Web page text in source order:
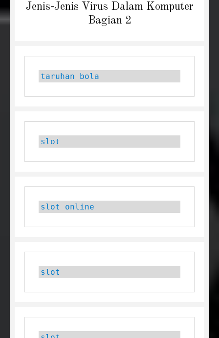
NextJenis-Jenis Virus Dalam Komputer
Bagian 2
taruhan bola
slot
slot online
slot